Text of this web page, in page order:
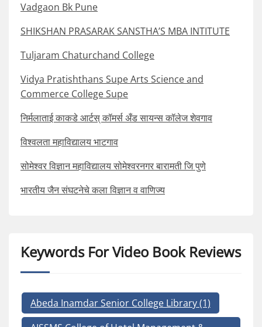
Vadgaon Bk Pune
SHIKSHAN PRASARAK SANSTHA’S MBA INTITUTE
Tuljaram Chaturchand College
Vidya Pratishthans Supe Arts Science and
Commerce College Supe
निर्मलाताई काकडे आर्टस् कॉमर्स अँड सायन्स कॉलेज शेवगाव
विश्वलता महाविद्यालय भाटगाव
सोमेश्वर विज्ञान महाविद्यालय सोमेश्वरनगर बारामती जि पुणे
भारतीय जैन संघटनेचे कला विज्ञान व वाणिज्य
Keywords For Video Book Reviews
Abeda Inamdar Senior College Library(1)